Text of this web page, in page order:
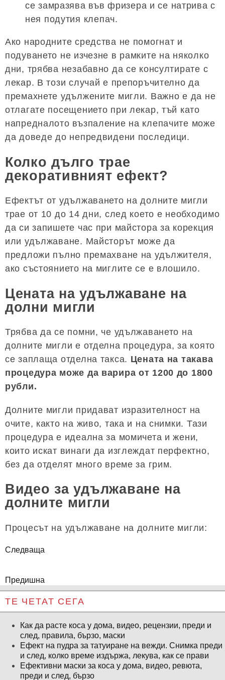
се замразява във фризера и се натрива с
нея подутия клепач.
Ако народните средства не помогнат и
подуването не изчезне в рамките на няколко
дни, трябва незабавно да се консултирате с
лекар. В този случай е препоръчително да
премахнете удължените мигли. Важно е да не
отлагате посещението при лекар, тъй като
напредналото възпаление на клепачите може
да доведе до непредвидени последици.
Колко дълго трае
декоративният ефект?
Ефектът от удължаването на долните мигли
трае от 10 до 14 дни, след което е необходимо
да си запишете час при майстора за корекция
или удължаване. Майсторът може да
предложи пълно премахване на удължителя,
ако състоянието на миглите се е влошило.
Цената на удължаване на
долни мигли
Трябва да се помни, че удължаването на
долните мигли е отделна процедура, за която
се заплаща отделна такса. Цената на такава
процедура може да варира от 1200 до 1800
рубли.
Долните мигли придават изразителност на
очите, както на живо, така и на снимки. Тази
процедура е идеална за момичета и жени,
които искат винаги да изглеждат перфектно,
без да отделят много време за грим.
Видео за удължаване на
долните мигли
Процесът на удължаване на долните мигли:
Следваща
Предишна
ТЕ ЧЕТАТ СЕГА
Как да расте коса у дома, видео, рецензии, преди и
след, правила, бързо, маски
Ефект на пудра за татуиране на вежди. Снимка преди
и след, колко време издържа, лекува, как се прави
Ефективни маски за коса у дома, видео, ревюта,
преди и след, бързо